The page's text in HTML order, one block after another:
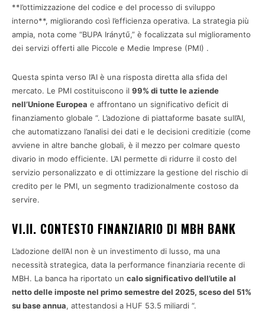
**l’ottimizzazione del codice e del processo di sviluppo
interno**, migliorando così l’efficienza operativa. La strategia più
ampia, nota come “BUPA Iránytű,” è focalizzata sul miglioramento
dei servizi offerti alle Piccole e Medie Imprese (PMI) .
Questa spinta verso l’AI è una risposta diretta alla sfida del
mercato. Le PMI costituiscono il 99% di tutte le aziende
nell’Unione Europea e affrontano un significativo deficit di
finanziamento globale “. L’adozione di piattaforme basate sull’AI,
che automatizzano l’analisi dei dati e le decisioni creditizie (come
avviene in altre banche globali, è il mezzo per colmare questo
divario in modo efficiente. L’AI permette di ridurre il costo del
servizio personalizzato e di ottimizzare la gestione del rischio di
credito per le PMI, un segmento tradizionalmente costoso da
servire.
VI.II. CONTESTO FINANZIARIO DI MBH BANK
L’adozione dell’AI non è un investimento di lusso, ma una
necessità strategica, data la performance finanziaria recente di
MBH. La banca ha riportato un calo significativo dell’utile al
netto delle imposte nel primo semestre del 2025, sceso del 51%
su base annua, attestandosi a HUF 53.5 miliardi “.